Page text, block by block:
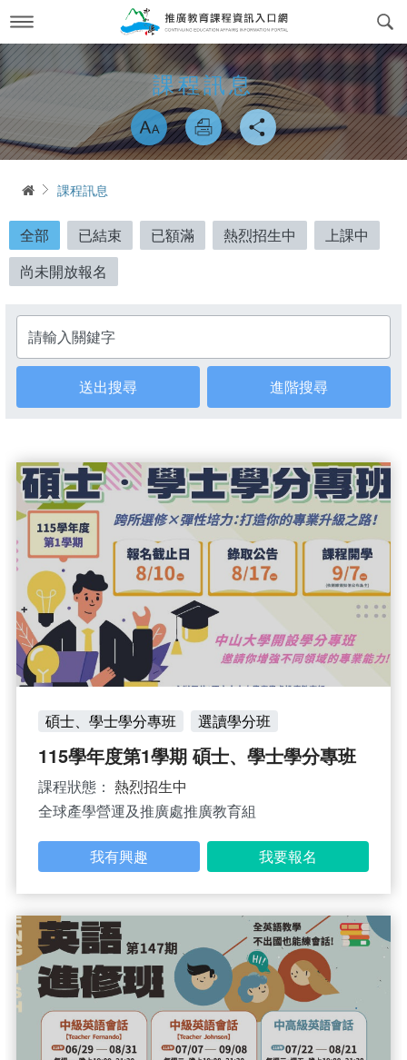
到
要
內
容
最新消息 News
關於我們 About us
交通方式
簡介
工作團隊
學習環境介紹
常見問答Q&A
課程訊息 Course Information
政府委訓與企業合作
表單下載 Download
線上繳費 Online Payment
場地租借 reservation
Login
課程訊息 略過字型切
首頁課程訊息
全部 已結束 已額滿 熱烈招生中
上課中
尚未開放報名
標題：
進階搜尋
碩士、學士學分專班 選讀學分班
115學年度第1學期 碩士、學士學分專班
課程狀態： 熱烈招生中
全球產學營運及推廣處推廣教育組
我有興趣 我要報名